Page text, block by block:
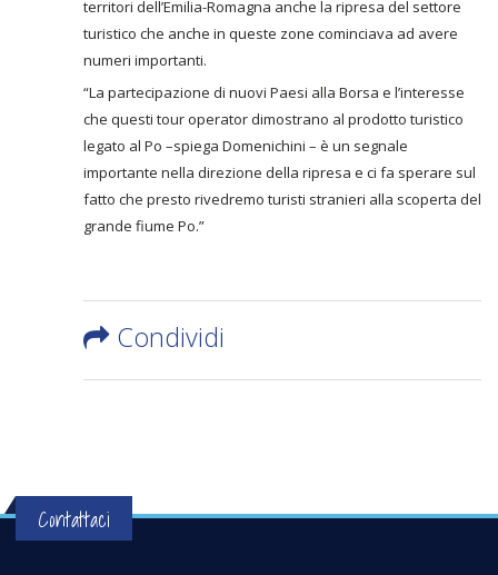
territori dell’Emilia-Romagna anche la ripresa del settore
turistico che anche in queste zone cominciava ad avere
numeri importanti.
“La partecipazione di nuovi Paesi alla Borsa e l’interesse
che questi tour operator dimostrano al prodotto turistico
legato al Po –spiega Domenichini – è un segnale
importante nella direzione della ripresa e ci fa sperare sul
fatto che presto rivedremo turisti stranieri alla scoperta del
grande fiume Po.”
Condividi
Contattaci